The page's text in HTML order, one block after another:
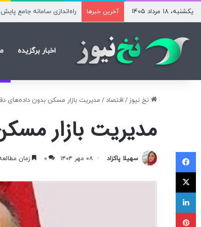
یکشنبه، ۱۸ مرداد ۱۴۰۵ آخرین خبرها مدیریت سهمیه‌بندی
اخبار برگزیده
نخ نیوز / اقتصاد/ مدیریت بازار مسکن بدون
مدیریت بازار
سهیلا پاکزاد ۰۸ مهر ۱۴۰۴ ۰ زمان
فیسبوک